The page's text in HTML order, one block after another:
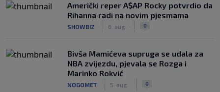
Američki reper A$AP Rocky potvrdio da
Rihanna radi na novim pjesmama
SHOWBIZ 6. aug. 0
Bivša Mamićeva supruga se udala za
NBA zvijezdu, pjevala se Rozga i
Marinko Rokvić
NOGOMET 5. aug. 0